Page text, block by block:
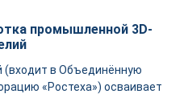
промышленной 3D-
(входит в Объединённую
«Ростеха») осваивает